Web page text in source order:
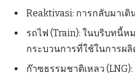
Reaktivasi: การกลับมาเดิ
รถไฟ (Train): ในบริบทนี้
กระบวนการที่ใช้ในการผลิ
ก๊าซธรรมชาติเหลว